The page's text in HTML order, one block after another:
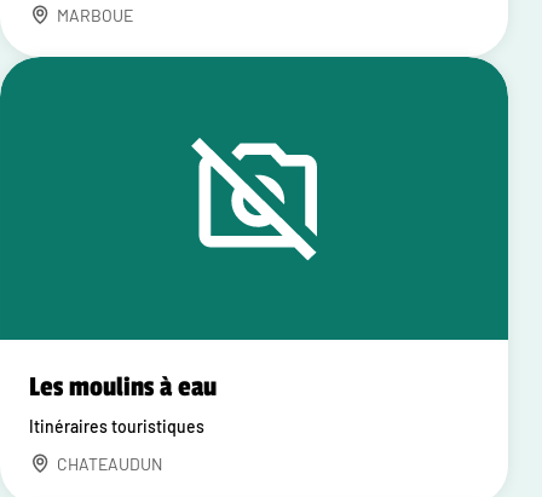
MARBOUE
Les moulins à eau
Itinéraires touristiques
CHATEAUDUN